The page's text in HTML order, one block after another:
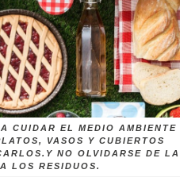
CUIDAR EL MEDIO AMBIENTE
VASOS Y CUBIERTOS
NO OLVIDARSE DE LA
LOS RESIDUOS.